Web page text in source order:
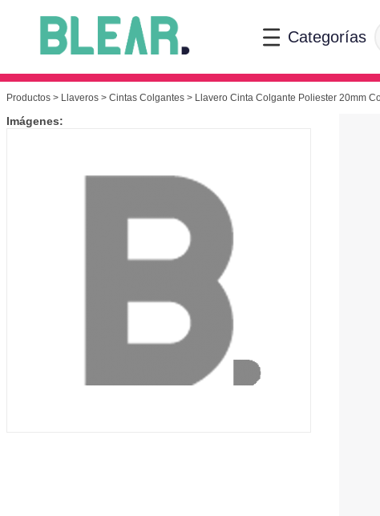
Categorías
Productos > Llaveros > Cintas Colgantes > Llavero Cinta Colgante Poliester 20mm
Imágenes: